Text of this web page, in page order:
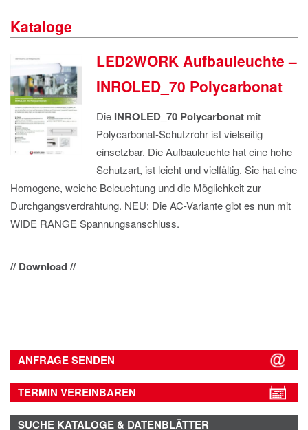
DATENSCHUTZ
Kataloge
LED2WORK Aufbauleuchte –
INROLED_70 Polycarbonat
Die INROLED_70 Polycarbonatmit
Polycarbonat-Schutzrohr ist vielseitig
einsetzbar. Die Aufbauleuchte hat eine hohe
Schutzart, ist leicht und vielfältig. Sie hat eine
Homogene, weiche Beleuchtung und die Möglichkeit zur
Durchgangsverdrahtung. NEU: Die AC-Variante gibt es nun mit
WIDE RANGE Spannungsanschluss.
// Download //
ANFRAGE SENDEN
TERMIN VEREINBAREN
SUCHE KATALOGE & DATENBLÄTTER